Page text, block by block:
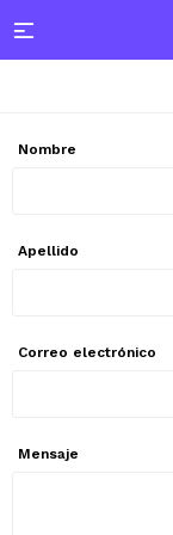

Nombre
Apellido
Correo electrónico
Mensaje